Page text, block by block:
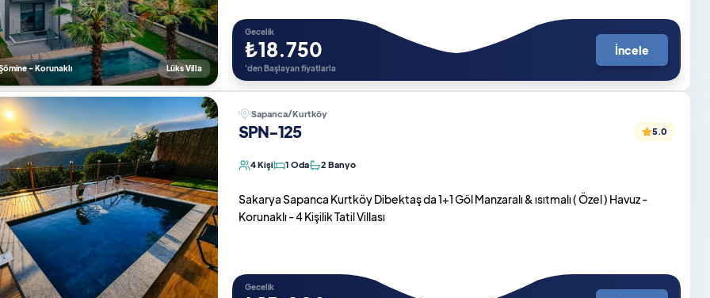
- Korunaklı Lüks Villa
Gecelik
₺18.750
'den Başlayan fiyatlarla
İncele
Sapanca/Kurtköy
SPN-125 5.0
4 Kişi 1 Oda 2 Banyo
Sakarya Sapanca Kurtköy Dibektaş da 1+1 Göl Manzaralı & ısıtmalı ( Özel ) Havuz -
Korunaklı - 4 Kişilik Tatil Villası
Gecelik